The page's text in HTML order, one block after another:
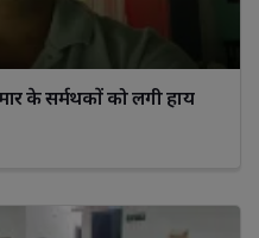
के सर्मथकों को लगी हाय